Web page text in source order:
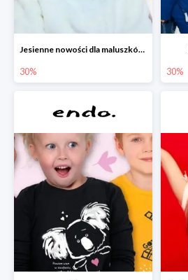
Jesienne nowości dla maluszków -30%
30% 30%